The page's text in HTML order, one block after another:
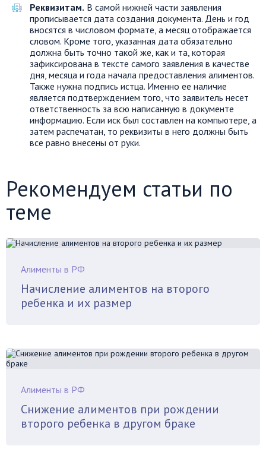
Реквизитам. В самой нижней части заявления
прописывается дата создания документа. День и год
вносятся в числовом формате, а месяц отображается
словом. Кроме того, указанная дата обязательно
должна быть точно такой же, как и та, которая
зафиксирована в тексте самого заявления в качестве
дня, месяца и года начала предоставления алиментов.
Также нужна подпись истца. Именно ее наличие
является подтверждением того, что заявитель несет
ответственность за всю написанную в документе
информацию. Если иск был составлен на компьютере, а
затем распечатан, то реквизиты в него должны быть
все равно внесены от руки.
Рекомендуем статьи по
теме
Алименты в РФ
Начисление алиментов на второго
ребенка и их размер
Алименты в РФ
Снижение алиментов при рождении
второго ребенка в другом браке